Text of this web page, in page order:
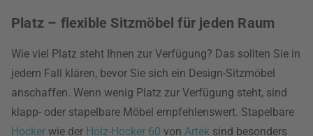
Platz – flexible Sitzmöbel für jeden Raum
Wie viel Platz steht Ihnen zur Verfügung? Das sollten Sie in
jedem Fall klären, bevor Sie sich ein Design-Sitzmöbel
anschaffen. Wenn wenig Platz zur Verfügung steht, sind
klapp- oder stapelbare Möbel empfehlenswert. Stapelbare
Hocker wie der Holz-Hocker 60 von Artek sind besonders